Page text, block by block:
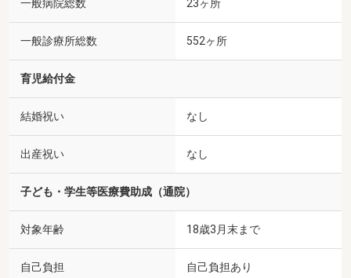
一般病院総数 23ヶ所
一般診療所総数 552ヶ所
育児給付金
結婚祝い なし
出産祝い なし
子ども・学生等医療費助成（通院）
対象年齢 18歳3月末まで
自己負担 自己負担あり